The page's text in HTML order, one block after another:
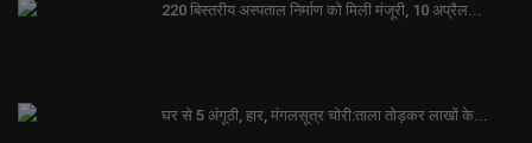
220 बिस्तरीय अस्पताल निर्माण को मिली मंजूरी, 10 अप्रैल...
घर से 5 अंगूठी, हार, मंगलसूत्र चोरी:ताला तोड़कर लाखों के...